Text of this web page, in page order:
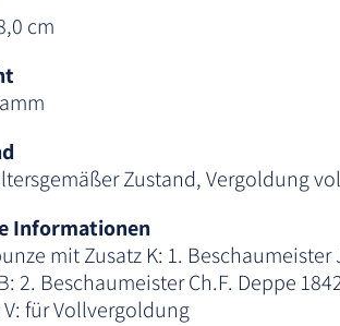
cm
Zustand, Vergoldung
Informationen
mit Zusatz K: 1. Beschaumeister
2. Beschaumeister Ch.F. Deppe
V: für Vollvergoldung